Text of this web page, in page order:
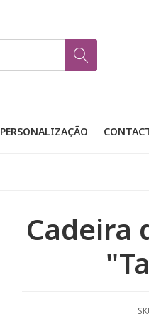
PERSONALIZAÇÃO
Cadeira